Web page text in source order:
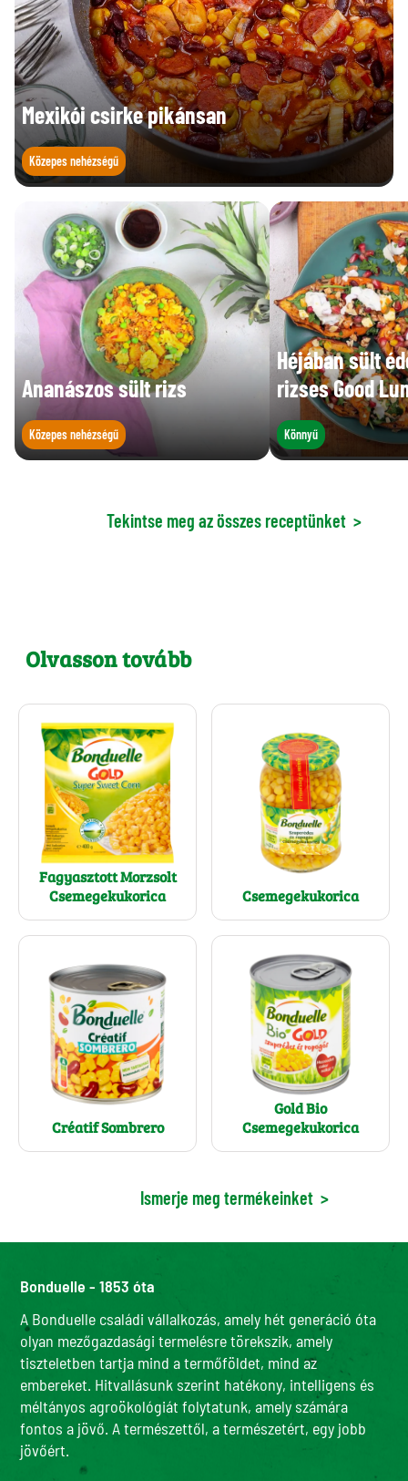
Mexikói csirke pikánsan
Közepes nehézségű
Ananászos sült rizs
Közepes nehézségű
Héjában sült
rizses Good
Könnyű
Tekintse meg az összes receptünket >
Olvasson tovább
Fagyasztott Morzsolt
Csemegekukorica
Csemegekukorica
Créatif Sombrero
Gold Bio
Csemegekukorica
Ismerje meg termékeinket >
Bonduelle - 1853 óta
A Bonduelle családi vállalkozás, amely hét generáció óta
olyan mezőgazdasági termelésre törekszik, amely
tiszteletben tartja mind a termőföldet, mind az
embereket. Hitvallásunk szerint hatékony, intelligens és
méltányos agroökológiát folytatunk, amely számára
fontos a jövő. A természettől, a természetért, egy jobb
jövőért.